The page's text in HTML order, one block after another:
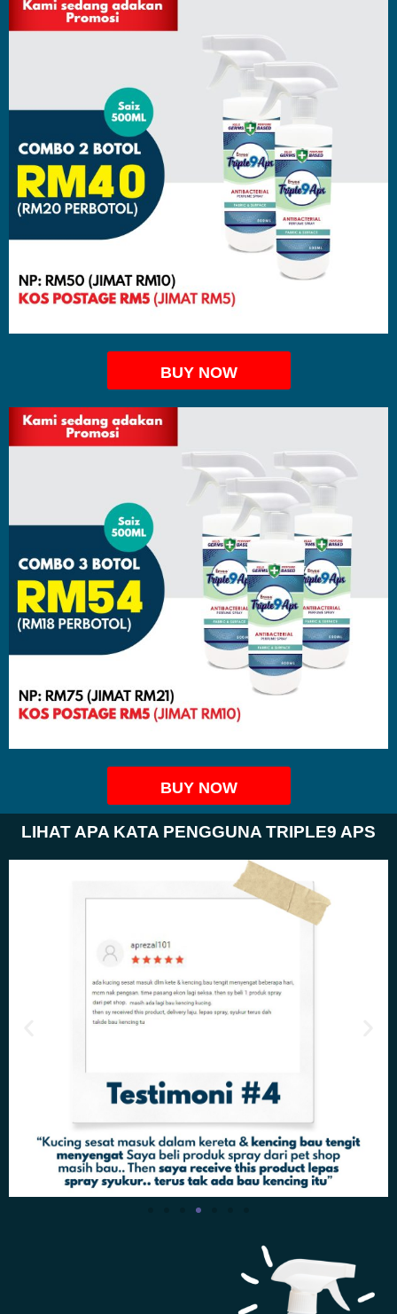
BUY NOW
BUY NOW
LIHAT APA KATA PENGGUNA TRIPLE9 APS